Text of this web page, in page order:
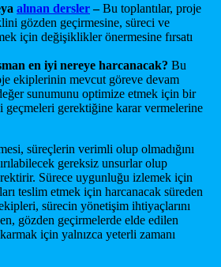
alınan dersler–Bu toplantılar, proje
gözden geçirmesine, süreci ve
için değişiklikler önermesine fırsatı
en iyi nereye harcanacak? Bu
ekiplerinin mevcut göreve devam
sunumunu optimize etmek için bir
geçmeleri gerektiğine karar vermelerine
süreçlerin verimli olup olmadığını
gereksiz unsurlar olup
Sürece uygunluğu izlemek için
teslim etmek için harcanacak süreden
sürecin yönetişim ihtiyaçlarını
gözden geçirmelerde elde edilen
için yalnızca yeterli zamanı